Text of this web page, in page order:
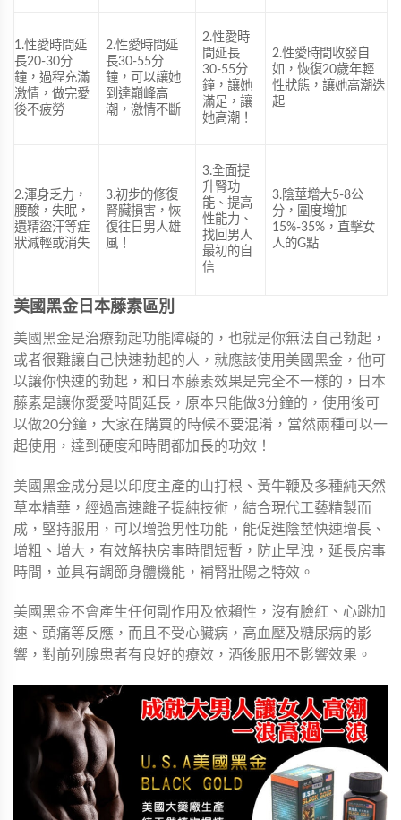
1.性愛時間延
長20-30分
鐘，過程充滿
激情，做完愛
後不疲勞
2.性愛時間延
長30-55分
鐘，可以讓她
到達巔峰高
潮，激情不斷
2.性愛時
間延長
30-55分
鐘，讓她
滿足，讓
她高潮！
2.性愛時間收發自
如，恢復20歲年輕
性狀態，讓她高潮迭
起
2.渾身乏力，
腰酸，失眠，
遺精盜汗等症
狀減輕或消失
3.初步的修復
腎臟損害，恢
復往日男人雄
風！
3.全面提
升腎功
能、提高
性能力、
找回男人
最初的自
信
3.陰莖增大5-8公
分，圍度增加
15%-35%，直擊女
人的G點
美國黑金日本藤素區別
美國黑金是治療勃起功能障礙的，也就是你無法自己勃起，
或者很難讓自己快速勃起的人，就應該使用美國黑金，他可
以讓你快速的勃起，和日本藤素效果是完全不一樣的，日本
藤素是讓你愛愛時間延長，原本只能做3分鐘的，使用後可
以做20分鐘，大家在購買的時候不要混淆，當然兩種可以一
起使用，達到硬度和時間都加長的功效！
美國黑金成分是以印度主產的山打根、黃牛鞭及多種純天然
草本精華，經過高速離子提純技術，結合現代工藝精製而
成，堅持服用，可以增強男性功能，能促進陰莖快速增長、
增粗、增大，有效解抉房事時間短暫，防止早洩，延長房事
時間，並具有調節身體機能，補腎壯陽之特效。
美國黑金不會產生任何副作用及依賴性，沒有臉紅、心跳加
速、頭痛等反應，而且不受心臟病，高血壓及糖尿病的影
響，對前列腺患者有良好的療效，酒後服用不影響效果。